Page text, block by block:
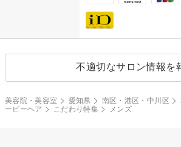
不適切なサロン情報を
美容院・美容室 愛知県 南区・港区・中川区
ービーヘア
こだわり特集 メンズ